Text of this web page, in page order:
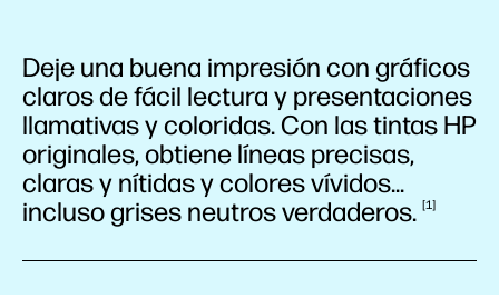
Deje una buena impresión con gráficos
claros de fácil lectura y presentaciones
llamativas y coloridas. Con las tintas HP
originales, obtiene líneas precisas,
claras y nítidas y colores vívidos...
incluso grises neutrosverdaderos. 1